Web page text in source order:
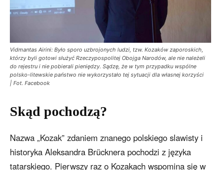
Vidmantas Airini: Było sporo uzbrojonych ludzi, tzw. Kozaków zaporoskich,
którzy byli gotowi służyć Rzeczypospolitej Obojga Narodów, ale nie należeli
do rejestru i nie pobierali pieniędzy. Sądzę, że w tym przypadku wspólne
polsko-litewskie państwo nie wykorzystało tej sytuacji dla własnej korzyści
| Fot. Facebook
Skąd pochodzą?
Nazwa „Kozak” zdaniem znanego polskiego slawisty i
historyka Aleksandra Brücknera pochodzi z języka
tatarskiego. Pierwszy raz o Kozakach wspomina się w